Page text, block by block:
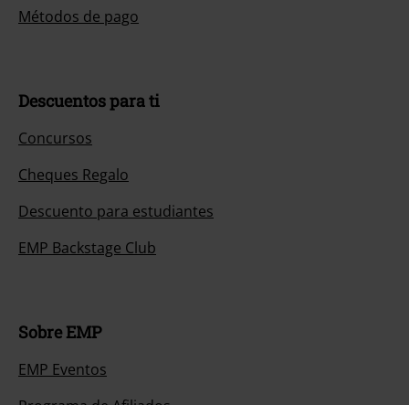
Métodos de pago
Descuentos para ti
Concursos
Cheques Regalo
Descuento para estudiantes
EMP Backstage Club
Sobre EMP
EMP Eventos